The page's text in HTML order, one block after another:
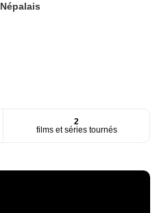
Népalais
2
films et séries tournés